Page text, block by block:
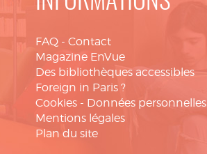
FAQ - Contact
Magazine EnVue
Des bibliothèques accessibles
Foreign in Paris ?
Cookies - Données personnelles
Mentions légales
Plan du site